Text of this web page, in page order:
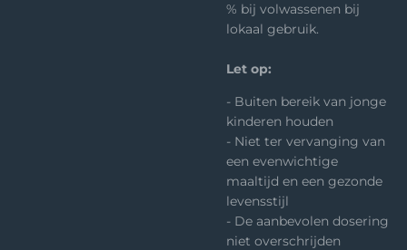
% bij volwassenen bij
lokaal gebruik.
Let op:
- Buiten bereik van jonge
kinderen houden
- Niet ter vervanging van
een evenwichtige
maaltijd en een gezonde
levensstijl
- De aanbevolen dosering
niet overschrijden